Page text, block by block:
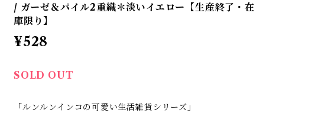
/ ガーゼ＆パイル2重織＊淡いイエロー【生産終了・在
庫限り】
¥528
SOLD OUT
「ルンルンインコの可愛い生活雑貨シリーズ」